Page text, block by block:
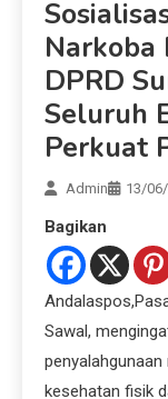
Narkoba
DPRD
Seluruh
Perkuat
Admin 13/
Bagikan
Sawal,
kesehatan fisik